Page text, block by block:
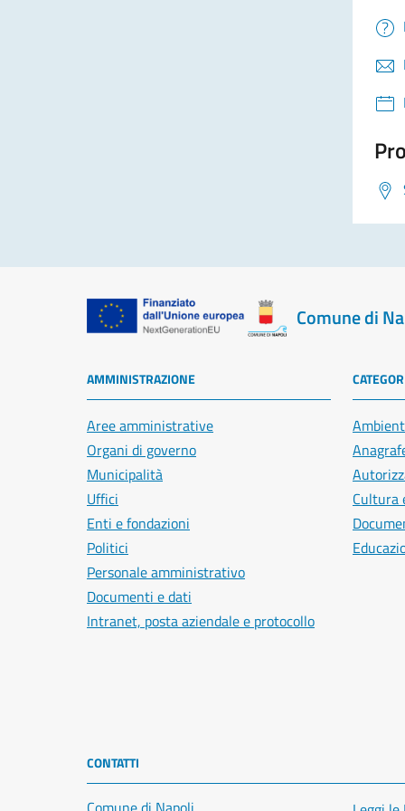
Comune di
AMMINISTRAZIONE
Aree amministrative
Organi di governo
Municipalità
Uffici
Enti e fondazioni
Politici
Personale amministrativo
Documenti e dati
Intranet, posta aziendale e protocollo
Cultura
CONTATTI